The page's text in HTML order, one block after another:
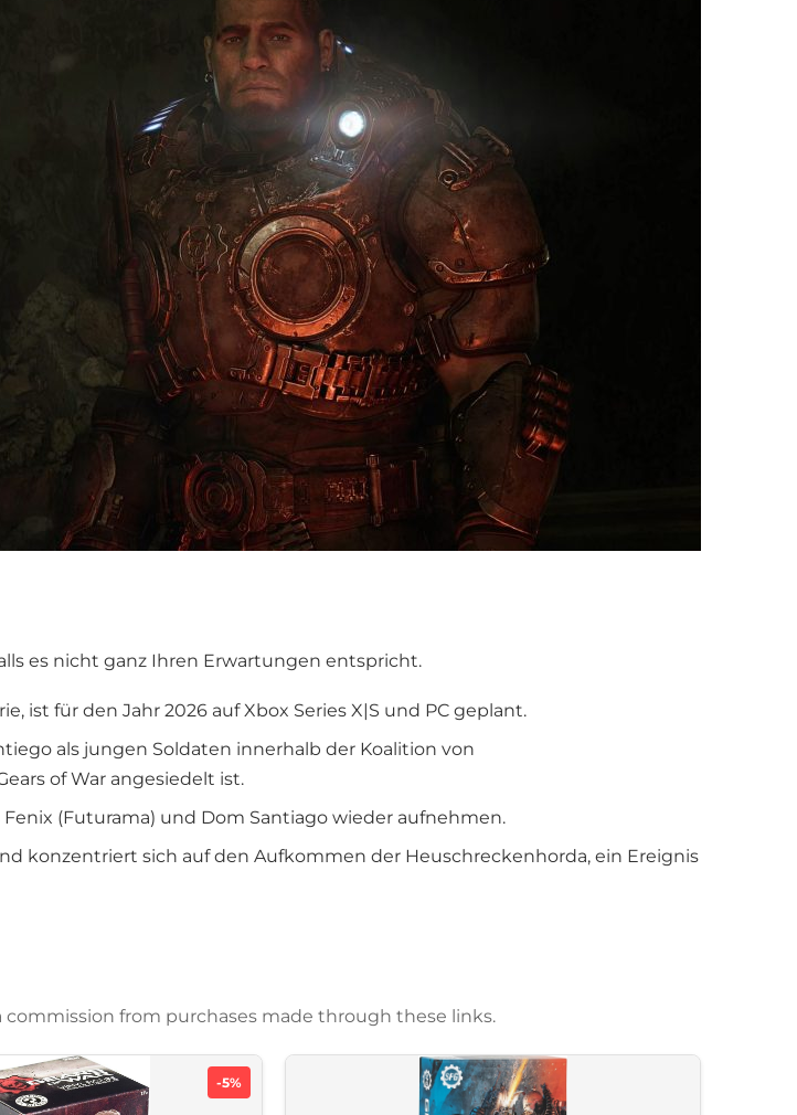
es nicht ganz Ihren Erwartungen entspricht.
ist für den Jahr 2026 auf Xbox Series X|S und PC geplant.
als jungen Soldaten innerhalb der Koalition von
of War angesiedelt ist.
(Futurama) und Dom Santiago wieder aufnehmen.
konzentriert sich auf den Aufkommen der Heuschreckenhorda, ein Ereignis
commission from purchases made through these links.
-5%